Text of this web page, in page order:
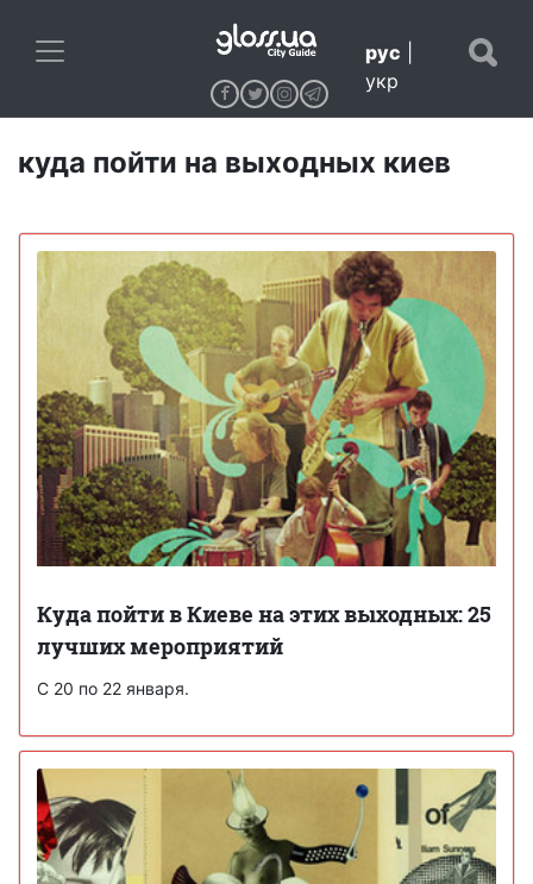
рус
укр
куда пойти на выходных киев
Куда пойти в Киеве на этих выходных: 25
лучших мероприятий
С 20 по 22 января.